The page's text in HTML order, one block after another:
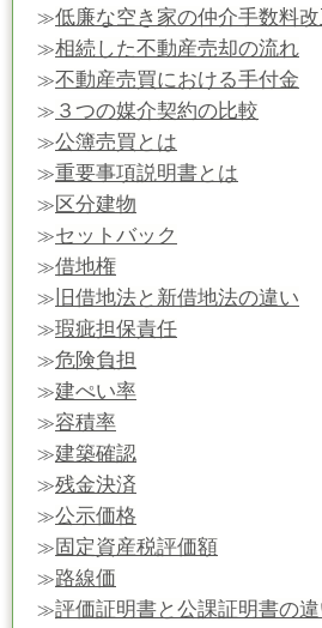
≫低廉な空き家の仲介手数料改
≫相続した不動産売却の流れ
≫不動産売買における手付金
≫ ３つの媒介契約の比較
≫公簿売買とは
≫重要事項説明書とは
≫ 区分建物
≫セットバック
≫借地権
≫ 旧借地法と新借地法の違い
≫瑕疵担保責任
≫危険負担
≫建ぺい率
≫容積率
≫建築確認
≫残金決済
≫公示価格
≫ 固定資産税評価額
≫路線価
≫評価証明書と公課証明書の